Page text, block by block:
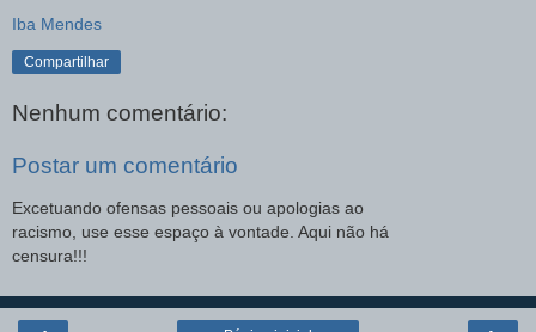
Iba Mendes
Compartilhar
Nenhum comentário:
Postar um comentário
Excetuando ofensas pessoais ou apologias ao
racismo, use esse espaço à vontade. Aqui não há
censura!!!